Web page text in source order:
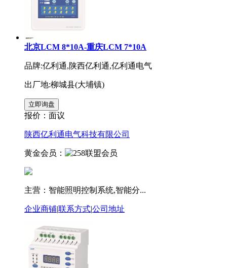
北京LCM 8*10A-重庆LCM 7*10A
品牌:亿利通,陕西亿利通,亿利通电气
出厂地:柳城县(大埔镇)
报价： 面议
陕西亿利通电气科技有限公司
黄金会员：
主营：智能照明控制系统,智能分...
企业商铺|联系方式|公司地址